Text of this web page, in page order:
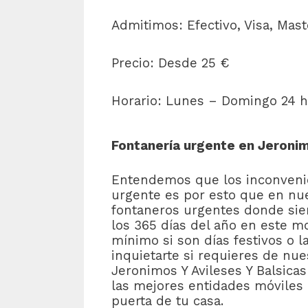
Admitimos: Efectivo, Visa,
Precio: Desde 25 €
Horario: Lunes – Domingo 24
Fontanería urgente en
Entendemos que los
urgente es por esto que en
fontaneros urgentes donde
los 365 días del año en este
mínimo si son días festivos o
inquietarte si requieres de
Jeronimos Y Avileses Y
las mejores entidades
puerta de tu casa.